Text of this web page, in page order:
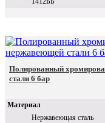
Полированный
стали 6 бар
Материал
Нержавеющая сталь